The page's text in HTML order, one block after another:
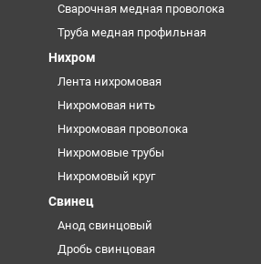
Сварочная медная проволока
Труба медная профильная
Нихром
Лента нихромовая
Нихромовая нить
Нихромовая проволока
Нихромовые трубы
Нихромовый круг
Свинец
Анод свинцовый
Дробь свинцовая